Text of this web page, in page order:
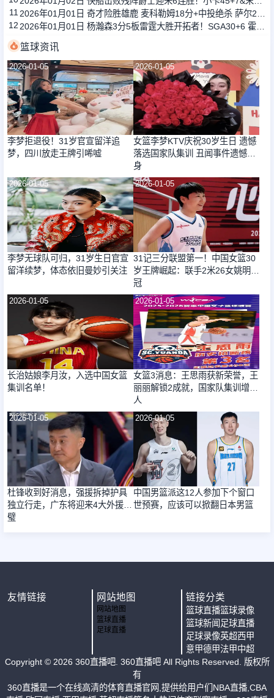
11
12
篮球资讯
2026-01-05
李梦拒退役！31岁官宣留洋追
梦，四川放走王牌引唏嘘
2026-01-05
女篮李梦KTV庆祝30岁生日 遗憾
落选国家队集训 丑闻事件遗憾终
身
2026-01-05
李梦无球队可归，31岁生日官宣
留洋续梦，体态依旧曼妙引关注
2026-01-05
31记三分联盟第一！中国女篮30
岁王牌崛起：联手2米26女姚明冲
冠
2026-01-05
长治姑娘李月汝，入选中国女篮
集训名单！
2026-01-05
女篮3消息：王思雨获新荣誉，王
丽丽解锁2成就，国家队集训增2
人
2026-01-05
杜锋收到好消息，强援拆掉护具
独立行走，广东将迎来4大外援合
璧
2026-01-05
中国男篮派这12人参加下个窗口
世预赛，应该可以掀翻日本男篮
友情链接 网站地图
网站地图
篮球直播
足球直播
链接分类
篮球直播篮球录像
篮球新闻 足球直播
足球录像英超西甲
意甲德甲法甲中超
Copyright © 2026 360直播吧. 360直播吧 All Rights Reserved. 版权所
有
360直播是一个在线高清的体育直播官网,提供给用户们NBA直播,CBA